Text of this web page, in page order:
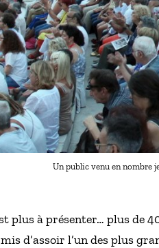
Un public venu en nombre
plus à présenter… plus de
d’assoir l’un des plus